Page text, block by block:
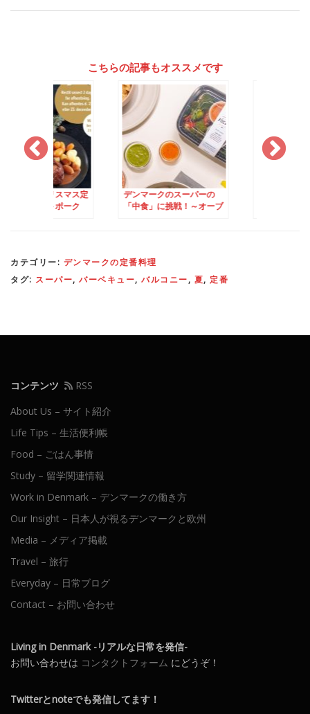
こちらの記事もオススメです
のクリスマス定
デンマークのスーパーの
「中食」に挑戦！～オーブ
カテゴリー: デンマークの定番料理
タグ: スーパー, バーベキュー, バルコニー, 夏, 定番
コンテンツ
RSS
About Us – サイト紹介
Life Tips – 生活便利帳
Food – ごはん事情
Study – 留学関連情報
Work in Denmark – デンマークの働き方
Our Insight – 日本人が視るデンマークと欧州
Media – メディア掲載
Travel – 旅行
Everyday – 日常ブログ
Contact – お問い合わせ
Living in Denmark -リアルな日常を発信-
お問い合わせは コンタクトフォーム にどうぞ！
Twitterとnoteでも発信してます！